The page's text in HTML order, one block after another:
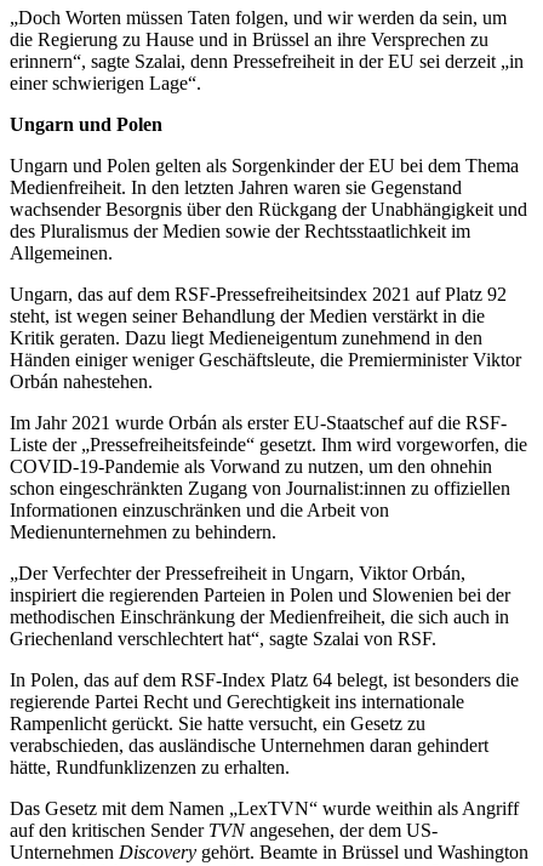
„Doch Worten müssen Taten folgen, und wir werden da sein, um
die Regierung zu Hause und in Brüssel an ihre Versprechen zu
erinnern“, sagte Szalai, denn Pressefreiheit in der EU sei derzeit „in
einer schwierigen Lage“.
Ungarn und Polen
Ungarn und Polen gelten als Sorgenkinder der EU bei dem Thema
Medienfreiheit. In den letzten Jahren waren sie Gegenstand
wachsender Besorgnis über den Rückgang der Unabhängigkeit und
des Pluralismus der Medien sowie der Rechtsstaatlichkeit im
Allgemeinen.
Ungarn, das auf dem RSF-Pressefreiheitsindex 2021 auf Platz 92
steht, ist wegen seiner Behandlung der Medien verstärkt in die
Kritik geraten. Dazu liegt Medieneigentum zunehmend in den
Händen einiger weniger Geschäftsleute, die Premierminister Viktor
Orbán nahestehen.
Im Jahr 2021 wurde Orbán als erster EU-Staatschef auf die RSF-
Liste der „Pressefreiheitsfeinde“ gesetzt. Ihm wird vorgeworfen, die
COVID-19-Pandemie als Vorwand zu nutzen, um den ohnehin
schon eingeschränkten Zugang von Journalist:innen zu offiziellen
Informationen einzuschränken und die Arbeit von
Medienunternehmen zu behindern.
„Der Verfechter der Pressefreiheit in Ungarn, Viktor Orbán,
inspiriert die regierenden Parteien in Polen und Slowenien bei der
methodischen Einschränkung der Medienfreiheit, die sich auch in
Griechenland verschlechtert hat“, sagte Szalai von RSF.
In Polen, das auf dem RSF-Index Platz 64 belegt, ist besonders die
regierende Partei Recht und Gerechtigkeit ins internationale
Rampenlicht gerückt. Sie hatte versucht, ein Gesetz zu
verabschieden, das ausländische Unternehmen daran gehindert
hätte, Rundfunklizenzen zu erhalten.
Das Gesetz mit dem Namen „LexTVN“ wurde weithin als Angriff
auf den kritischen Sender TVNangesehen, der dem US-
Unternehmen Discovery gehört. Beamte in Brüssel und Washington